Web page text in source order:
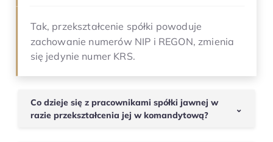
Tak, przekształcenie spółki powoduje
zachowanie numerów NIP i REGON, zmienia
się jedynie numer KRS.
Co dzieje się z pracownikami spółki jawnej w
razie przekształcenia jej w komandytową?
⌄